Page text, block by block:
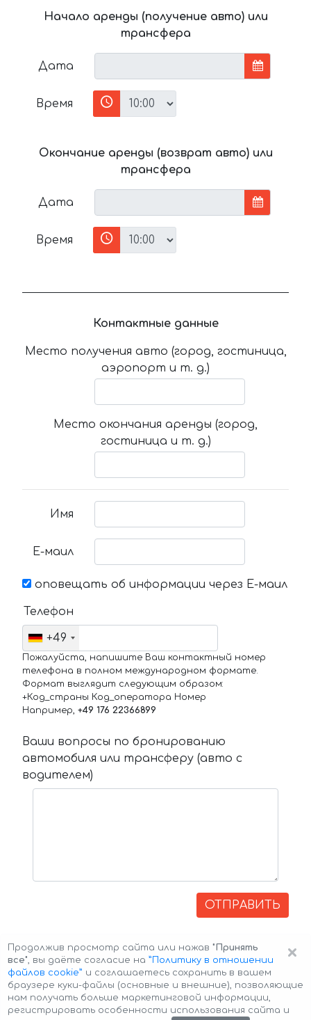
Начало аренды (получение авто) или
трансфера
Дата
Время
Окончание аренды (возврат авто) или
трансфера
Дата
Время
Контактные данные
Место получения авто (город, гостиница,
аэропорт и т. д.)
Место окончания аренды (город,
гостиница и т. д.)
Имя
Е-маил
оповещать об информации через Е-маил
Телефон
+49
Пожалуйста, напишите Ваш контактный номер
телефона в полном международном формате.
Формат выглядит следующим образом:
+Код_страны Код_оператора Номер
Например, +49 176 22366899
Ваши вопросы по бронированию
автомобиля или трансферу (авто с
водителем)
ОТПРАВИТЬ
×
Продолжив просмотр сайта или нажав "Принять
все", вы даёте согласие на ”Политику в отношении
файлов cookie” и соглашаетесь сохранить в вашем
браузере куки-файлы (основные и внешние), позволяющие
нам получать больше маркетинговой информации,
регистрировать особенности использования сайта и